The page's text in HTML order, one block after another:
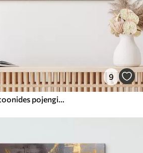
9
Abstraktne roosades toonides pojengide kimp